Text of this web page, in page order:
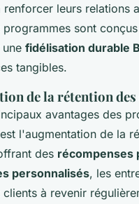
renforcer leurs relations
programmes sont
fidélisation durable
tangibles.
de la rétention
avantages des
l'augmentation de la
des récompenses
personnalisés, les
à revenir